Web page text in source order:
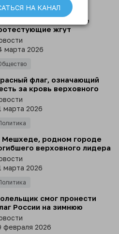
в Мире
Бразилии проиранские
жгут
и израильские
у генконсульства США
марта 2026
флаг, означающий
за кровь верховного
Али Хаменеи, подняли в
марта 2026
Мешхеде, родном городе
верховного лидера
Али Хаменеи, подняли
мечетью имама Резы
флаг
марта 2026
смог пронести
России на зимнюю
сказав, что это
Словакии
февраля 2026
НА КАНАЛ